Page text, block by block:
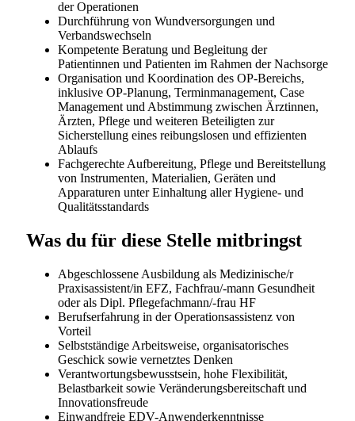
und initiative Persönlichkeit sind, finden Sie bei HOCH
Health Ostschweiz die idealen Voraussetzungen Ihre
berufliche Zukunft zu gestalten. Informieren Sie sich
über die Möglichkeiten unterwww.h-och.ch/karriere
HOCH Health Ostschweiz hat regional an
verschiedenen Standorten vertreten und ist damit
oftmals ein Arbeitsort in der Nähe des Wohnortes.
Kantonsspital St.Gallen
Spital Altstätten
Spital Grabs
Spital Linth
Spital Wil
Ambi Flawil
Ambi Rorschach
Ambulatorium Rorschach
Starten Sie Ihre berufliche Zukunft bei der grössten
Gesundheitsversorgerin der Schweiz. Ob Sie am
Anfang Ihrer Laufbahn stehen oder nach neuen